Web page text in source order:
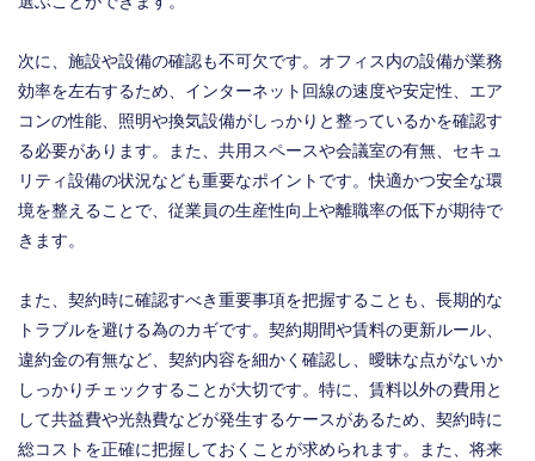
次に、施設や設備の確認も不可欠です。オフィス内の設備が業務
効率を左右するため、インターネット回線の速度や安定性、エア
コンの性能、照明や換気設備がしっかりと整っているかを確認す
る必要があります。また、共用スペースや会議室の有無、セキュ
リティ設備の状況なども重要なポイントです。快適かつ安全な環
境を整えることで、従業員の生産性向上や離職率の低下が期待で
きます。
また、契約時に確認すべき重要事項を把握することも、長期的な
トラブルを避ける為のカギです。契約期間や賃料の更新ルール、
違約金の有無など、契約内容を細かく確認し、曖昧な点がないか
しっかりチェックすることが大切です。特に、賃料以外の費用と
して共益費や光熱費などが発生するケースがあるため、契約時に
総コストを正確に把握しておくことが求められます。また、将来